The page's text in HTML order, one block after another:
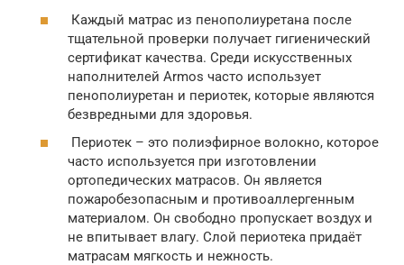
Каждый матрас из пенополиуретана после
тщательной проверки получает гигиенический
сертификат качества. Среди искусственных
наполнителей Armos часто использует
пенополиуретан и периотек, которые являются
безвредными для здоровья.
Периотек – это полиэфирное волокно, которое
часто используется при изготовлении
ортопедических матрасов. Он является
пожаробезопасным и противоаллергенным
материалом. Он свободно пропускает воздух и
не впитывает влагу. Слой периотека придаёт
матрасам мягкость и нежность.